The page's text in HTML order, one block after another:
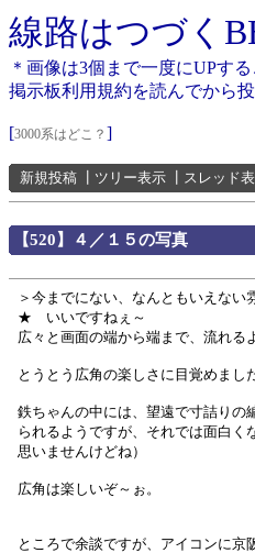
線路はつづく
＊画像は3個まで一度にUPす
掲示板利用規約を読んでから投
[3000系はどこ？ ]
新規投稿 ツリー表示 スレッド
【520】４／１５の写真
＞今までにない、なんともいえない
★ いいですねぇ～
広々と画面の端から端まで、流れる
とうとう広角の楽しさに目覚めまし
鉄ちゃんの中には、望遠で寸詰りの
られるようですが、それでは面白く
思いませんけどね）
広角は楽しいぞ～ぉ。
ところで余談ですが、アイコンに京